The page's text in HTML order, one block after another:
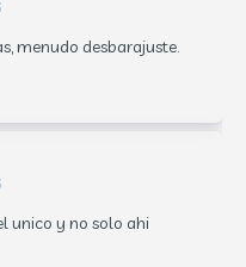
menudo desbarajuste.
unico y no solo ahi